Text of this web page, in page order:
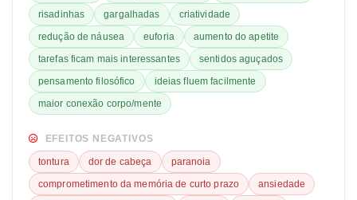
risadinhas
gargalhadas
criatividade
redução de náusea
euforia
aumento do apetite
tarefas ficam mais interessantes
sentidos aguçados
pensamento filosófico
ideias fluem facilmente
maior conexão corpo/mente
EFEITOS NEGATIVOS
tontura dor de cabeça
paranoia
comprometimento da memória de curto prazo
ansiedade